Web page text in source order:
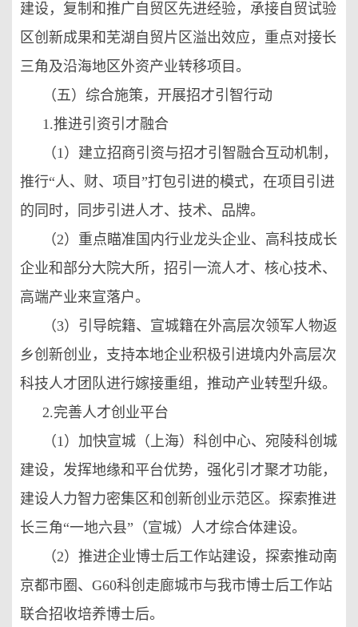
建设，复制和推广自贸区先进经验，承接自贸试验
区创新成果和芜湖自贸片区溢出效应，重点对接长
三角及沿海地区外资产业转移项目。
（五）综合施策，开展招才引智行动
1.推进引资引才融合
（1）建立招商引资与招才引智融合互动机制，
推行“人、财、项目”打包引进的模式，在项目引进
的同时，同步引进人才、技术、品牌。
（2）重点瞄准国内行业龙头企业、高科技成长
企业和部分大院大所，招引一流人才、核心技术、
高端产业来宣落户。
（3）引导皖籍、宣城籍在外高层次领军人物返
乡创新创业，支持本地企业积极引进境内外高层次
科技人才团队进行嫁接重组，推动产业转型升级。
2.完善人才创业平台
（1）加快宣城（上海）科创中心、宛陵科创城
建设，发挥地缘和平台优势，强化引才聚才功能，
建设人力智力密集区和创新创业示范区。探索推进
长三角“一地六县”（宣城）人才综合体建设。
（2）推进企业博士后工作站建设，探索推动南
京都市圈、G60科创走廊城市与我市博士后工作站
联合招收培养博士后。